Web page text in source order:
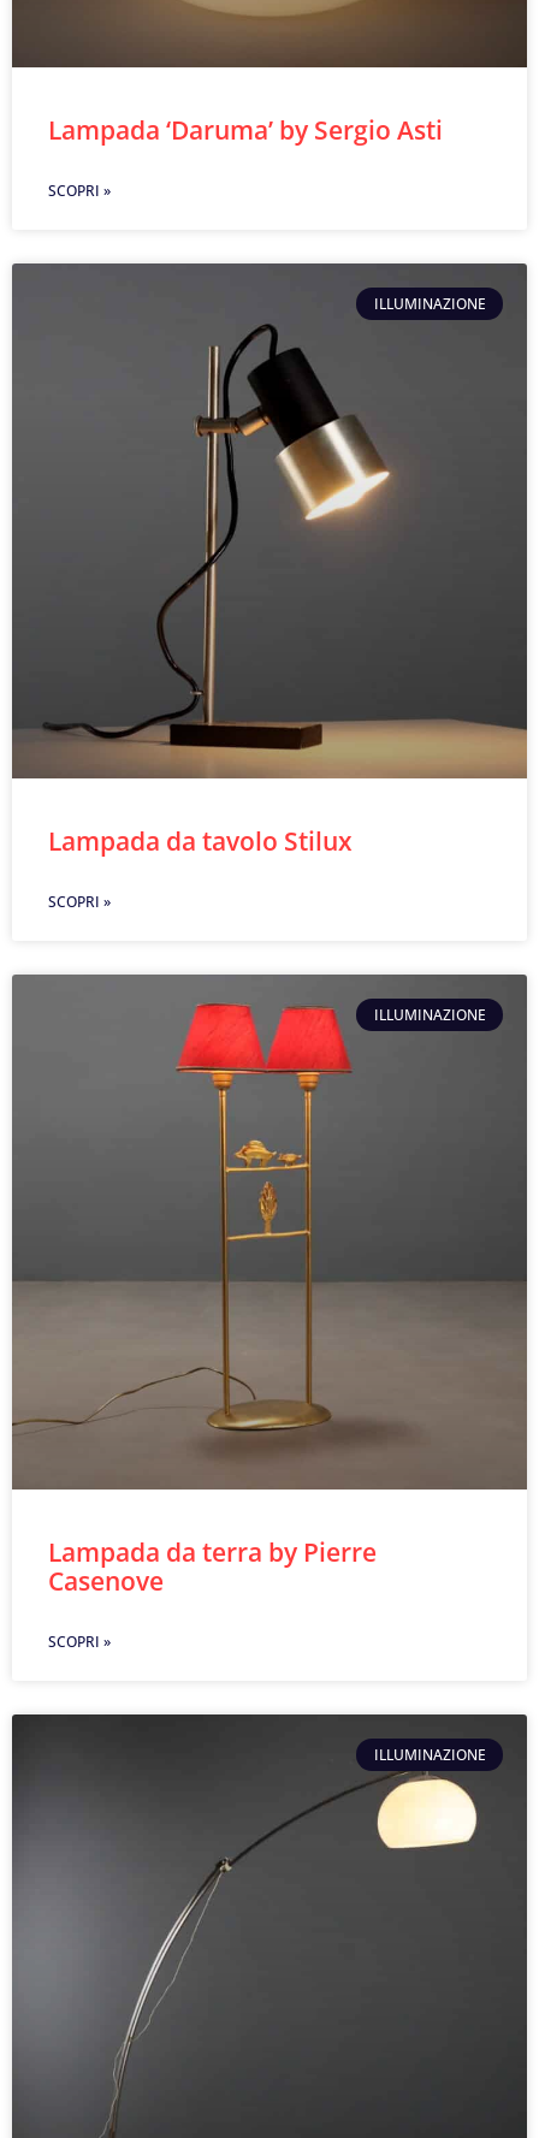
Lampada ‘Daruma’ by Sergio Asti
SCOPRI »
ILLUMINAZIONE
Lampada da tavolo Stilux
SCOPRI »
ILLUMINAZIONE
Lampada da terra by Pierre
Casenove
SCOPRI »
ILLUMINAZIONE